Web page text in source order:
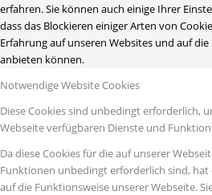
erfahren. Sie können auch einige Ihrer
dass das Blockieren einiger Arten von
Erfahrung auf unseren Websites und auf
anbieten können.
Notwendige Website Cookies
Diese Cookies sind unbedingt erforderlich,
Webseite verfügbaren Dienste und
Da diese Cookies für die auf unserer
Funktionen unbedingt erforderlich sind,
auf die Funktionsweise unserer Webseite.